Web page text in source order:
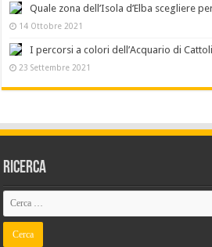
Quale zona dell’Isola d’Elba scegliere
14 Ottobre 2021
I percorsi a colori dell’Acquario di
23 Settembre 2021
Ricerca